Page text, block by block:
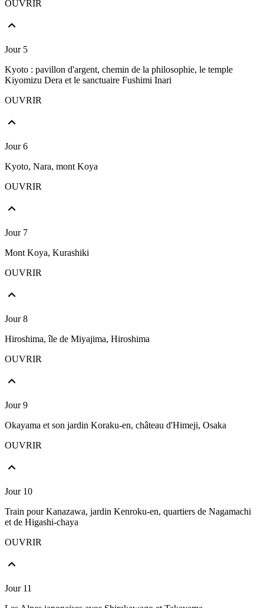
OUVRIR
Jour 5
Kyoto : pavillon d'argent, chemin de la philosophie, le temple
Kiyomizu Dera et le sanctuaire Fushimi Inari
OUVRIR
Jour 6
Kyoto, Nara, mont Koya
OUVRIR
Jour 7
Mont Koya, Kurashiki
OUVRIR
Jour 8
Hiroshima, île de Miyajima, Hiroshima
OUVRIR
Jour 9
Okayama et son jardin Koraku-en, château d'Himeji, Osaka
OUVRIR
Jour 10
Train pour Kanazawa, jardin Kenroku-en, quartiers de Nagamachi
et de Higashi-chaya
OUVRIR
Jour 11